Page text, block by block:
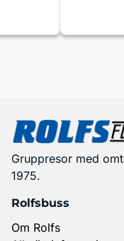
Gruppresor med
1975.
Rolfsbuss
Om Rolfs